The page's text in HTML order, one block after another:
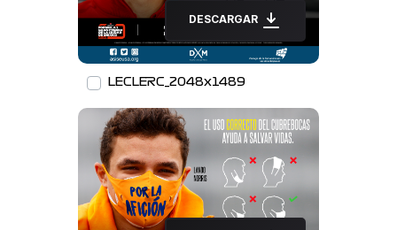
DESCARGAR
LECLERC_2048x1489